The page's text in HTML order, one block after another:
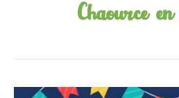
Chaource